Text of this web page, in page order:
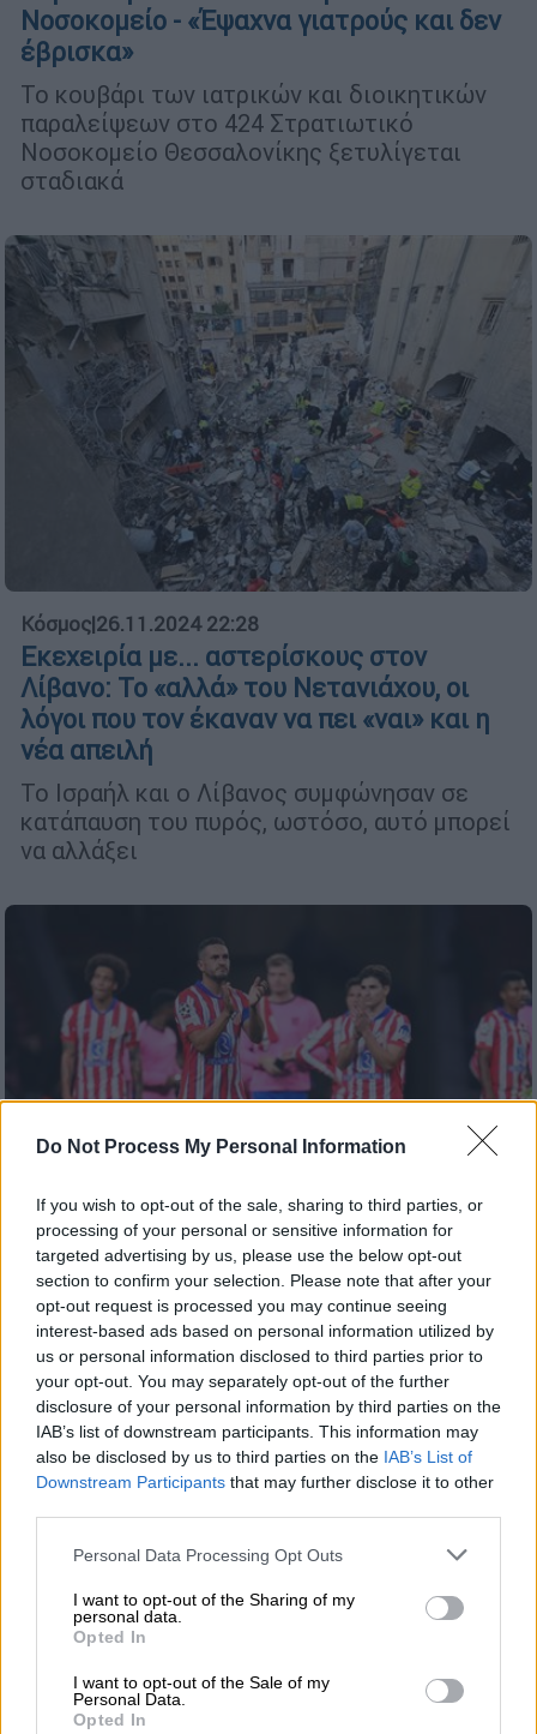
Do Not Process My Personal Information
If you wish to opt-out of the sale, sharing to third parties, or
processing of your personal or sensitive information for
targeted advertising by us, please use the below opt-out
section to confirm your selection. Please note that after your
opt-out request is processed you may continue seeing
interest-based ads based on personal information utilized by
us or personal information disclosed to third parties prior to
your opt-out. You may separately opt-out of the further
disclosure of your personal information by third parties on the
IAB’s list of downstream participants. This information may
also be disclosed by us to third parties on the IAB’s List of
Downstream Participants that may further disclose it to other
Please note that this website/app uses one or more Google
not limited to your visit or usage behaviour. You may click to
grant or deny consent to Google and its third-party tags to
use your data for below specified purposes in below Google
consent section.
Personal Data Processing Opt Outs
I want to opt-out of the Sharing of my
personal data.
Opted In
I want to opt-out of the Sale of my
Personal Data.
Opted In
Νοσοκομείο - «Έψαχνα γιατρούς και δεν
έβρισκα»
Το κουβάρι των ιατρικών και διοικητικών
παραλείψεων στο 424 Στρατιωτικό
Νοσοκομείο Θεσσαλονίκης ξετυλίγεται
σταδιακά
Κόσμος|26.11.2024 22:28
Εκεχειρία με... αστερίσκους στον
Λίβανο: Το «αλλά» του Νετανιάχου, οι
λόγοι που τον έκαναν να πει «ναι» και η
νέα απειλή
Το Ισραήλ και ο Λίβανος συμφώνησαν σε
κατάπαυση του πυρός, ωστόσο, αυτό μπορεί
να αλλάξει
Αθλητισμός|26.11.2024 22:22
Champions League: Εξάσφαιρη η
Ατλέτικο Μαδρίτης, δυσκολεύτηκε αλλά
νίκησε και η Μίλαν
Ασταμάτητη ήταν η Ατλέτικο Μαδρίτης στην
έδρα της Σπάρτα Πράγας